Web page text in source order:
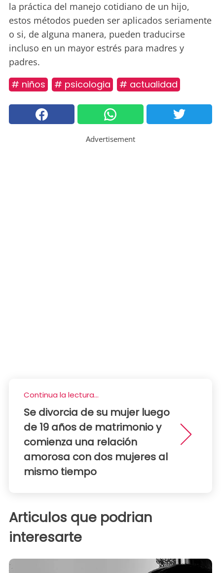
la práctica del manejo cotidiano de un hijo,
estos métodos pueden ser aplicados seriamente
o si, de alguna manera, pueden traducirse
incluso en un mayor estrés para madres y
padres.
# niños # psicologia # actualidad
Advertisement
Continua la lectura...
Se divorcia de su mujer luego
de 19 años de matrimonio y
comienza una relación
amorosa con dos mujeres al
mismo tiempo
Articulos que podrian
interesarte